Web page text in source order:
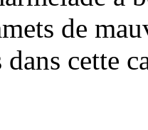
de
dans cette